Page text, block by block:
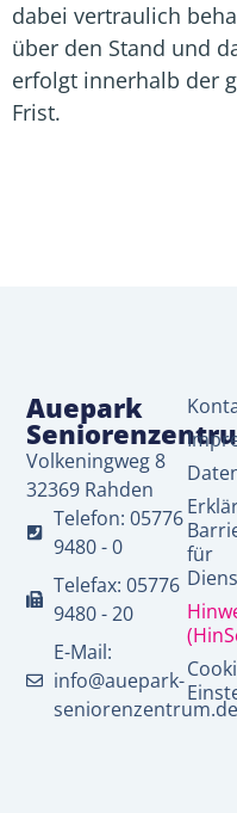
dabei vertraulich
über den Stand und
erfolgt innerhalb der
Frist.
Auepark
Volkeningweg 8
32369 Rahden
Telefon: 05776
9480 - 0
Telefax: 05776
9480 - 20
E-Mail:
info@auepark-
seniorenzentrum.de
für